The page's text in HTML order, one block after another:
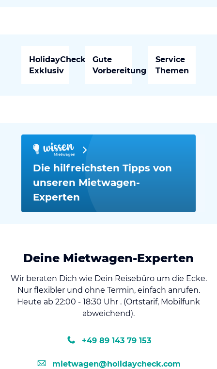
HolidayCheck
Exklusiv
Gute
Vorbereitung
Service
Themen
Die hilfreichsten Tipps von
unseren Mietwagen-
Experten
Deine Mietwagen-Experten
Wir beraten Dich wie Dein Reisebüro um die Ecke.
Nur flexibler und ohne Termin, einfach anrufen.
Heute ab 22:00 - 18:30 Uhr . (Ortstarif, Mobilfunk
abweichend).
+49 89 143 79 153
mietwagen@holidaycheck.com